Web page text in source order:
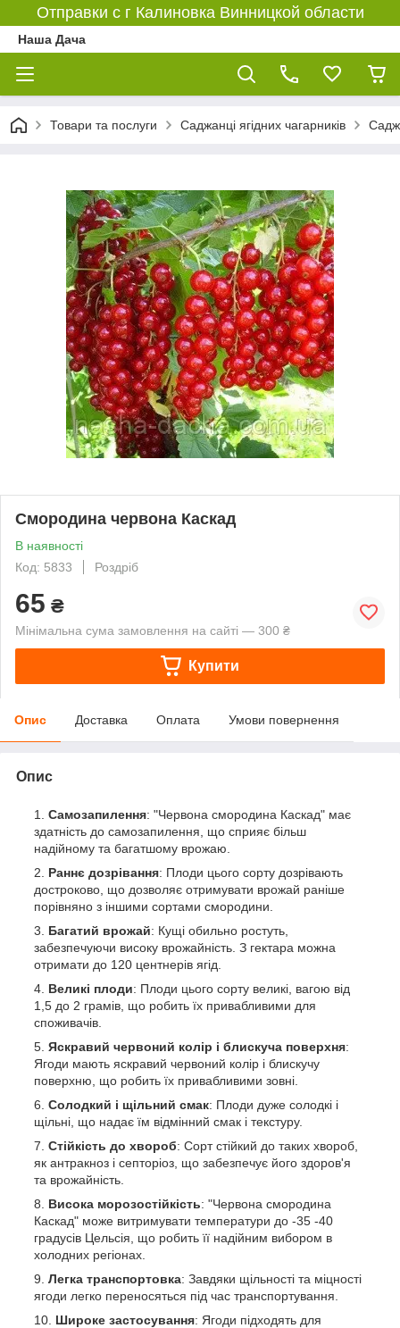
Отправки с г Калиновка Винницкой области
Наша Дача
Товари та послуги Саджанці ягідних чагарників
Смородина червона Каскад
В наявності
Код: 5833
Роздріб
65 ₴
Мінімальна сума замовлення на сайті — 300 ₴
Купити
Опис Доставка Оплата Умови повернення
Опис
Самозапилення: "Червона смородина Каскад" має
здатність до самозапилення, що сприяє більш
надійному та багатшому врожаю.
Раннє дозрівання: Плоди цього сорту дозрівають
достроково, що дозволяє отримувати врожай раніше
порівняно з іншими сортами смородини.
Багатий врожай: Кущі обильно ростуть,
забезпечуючи високу врожайність. З гектара можна
отримати до 120 центнерів ягід.
Великі плоди: Плоди цього сорту великі, вагою від
1,5 до 2 грамів, що робить їх привабливими для
споживачів.
Яскравий червоний колір і блискуча поверхня:
Ягоди мають яскравий червоний колір і блискучу
поверхню, що робить їх привабливими зовні.
Солодкий і щільний смак: Плоди дуже солодкі і
щільні, що надає їм відмінний смак і текстуру.
Стійкість до хвороб: Сорт стійкий до таких хвороб,
як антракноз і септоріоз, що забезпечує його здоров'я
та врожайність.
Висока морозостійкість: "Червона смородина
Каскад" може витримувати температури до -35 -40
градусів Цельсія, що робить її надійним вибором в
холодних регіонах.
Легка транспортовка: Завдяки щільності та міцності
ягоди легко переносяться під час транспортування.
Широке застосування: Ягоди підходять для